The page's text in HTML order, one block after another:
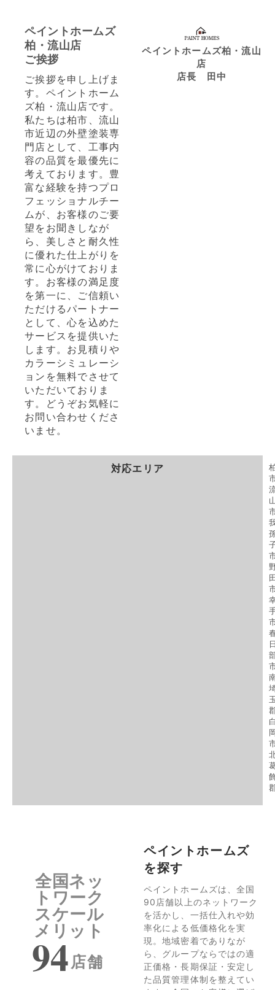
ペイントホームズ
柏・流山店
ご挨拶
ご挨拶を申し上げま
す。ペイントホーム
ズ柏・流山店です。
私たちは柏市、流山
市近辺の外壁塗装専
門店として、工事内
容の品質を最優先に
考えております。豊
富な経験を持つプロ
フェッショナルチー
ムが、お客様のご要
望をお聞きしなが
ら、美しさと耐久性
に優れた仕上がりを
常に心がけておりま
す。お客様の満足度
を第一に、ご信頼い
ただけるパートナー
として、心を込めた
サービスを提供いた
します。お見積りや
カラーシミュレーシ
ョンを無料でさせて
いただいておりま
す。どうぞお気軽に
お問い合わせくださ
いませ。
ペイントホームズ柏・流山
店
店長 田中
対応エリア
全国ネッ
トワーク
スケール
メリット
94 店舗
ペイントホームズ
を探す
ペイントホームズは、全国
90店舗以上のネットワーク
を活かし、一括仕入れや効
率化による低価格化を実
現。地域密着でありなが
ら、グループならではの適
正価格・長期保証・安定し
た品質管理体制を整えてい